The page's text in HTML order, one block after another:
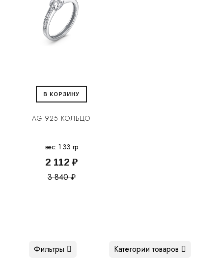
В КОРЗИНУ
AG 925 КОЛЬЦО
вес: 1.33 гр
2 112 ₽
3 840 ₽
Категории товаров
Фильтры